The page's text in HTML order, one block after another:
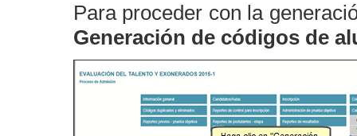
Para proceder con la
Generación de códigos de